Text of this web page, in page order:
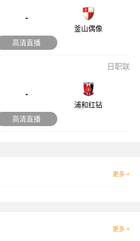
-
釜山偶像
高清直播
日职联
-
浦和红钻
高清直播
更多 +
更多 +